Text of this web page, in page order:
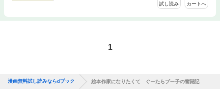
試し読み カートへ
1
漫画無料試し読みならdブック 絵本作家になりたくて ぐーたらブー子の奮闘記